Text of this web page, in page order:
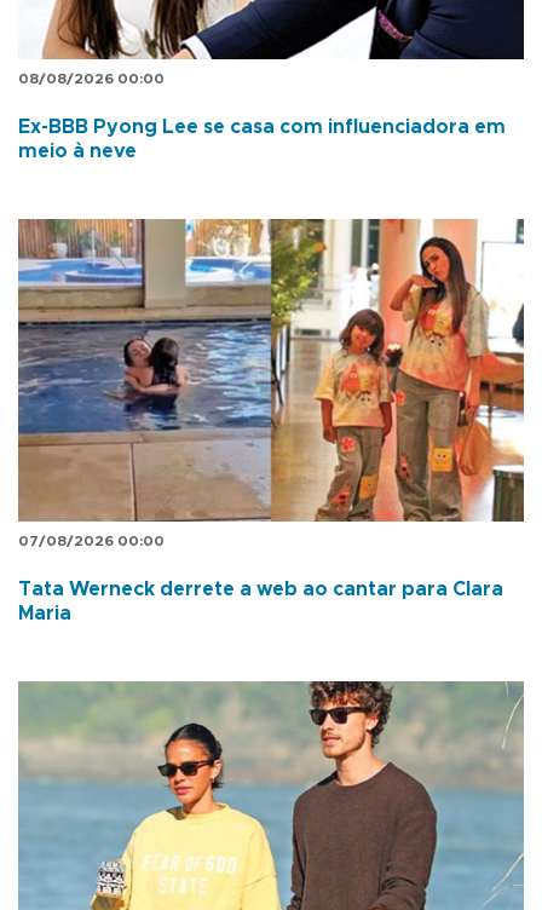
08/08/2026 00:00
Ex-BBB Pyong Lee se casa com influenciadora em
meio à neve
07/08/2026 00:00
Tata Werneck derrete a web ao cantar para Clara
Maria